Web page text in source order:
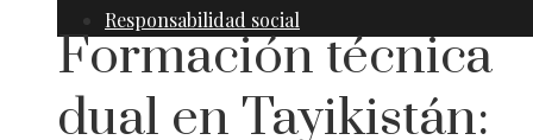
Responsabilidad social
Formación técnica
dual en Tayikistán: